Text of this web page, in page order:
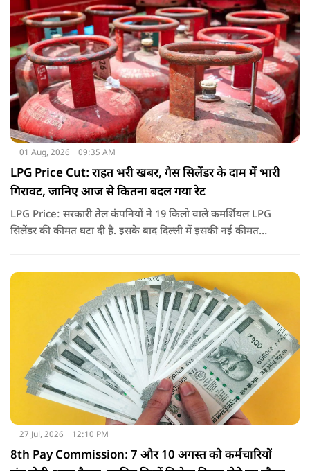
01 Aug, 2026 09:35 AM
LPG Price Cut: राहत भरी खबर, गैस सिलेंडर के दाम में भारी
गिरावट, जानिए आज से कितना बदल गया रेट
LPG Price: सरकारी तेल कंपनियों ने 19 किलो वाले कमर्शियल LPG
सिलेंडर की कीमत घटा दी है. इसके बाद दिल्ली में इसकी नई कीमत
27 Jul, 2026 12:10 PM
8th Pay Commission: 7 और 10 अगस्त को कर्मचारियों